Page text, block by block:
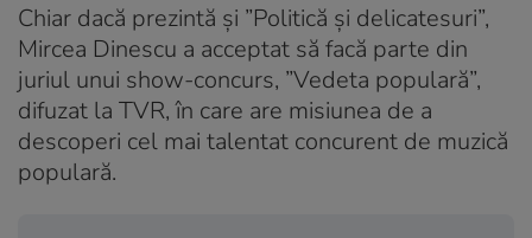
Chiar dacă prezintă și ”Politică și delicatesuri”,
Mircea Dinescu a acceptat să facă parte din
juriul unui show-concurs, ”Vedeta populară”,
difuzat la TVR, în care are misiunea de a
descoperi cel mai talentat concurent de muzică
populară.